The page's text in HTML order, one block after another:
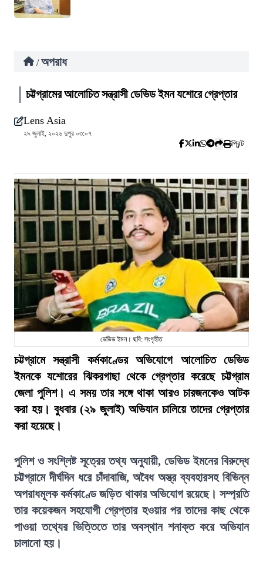
/ অপরাধ
চট্টগ্রামের আলোচিত সন্ত্রাসী ডেভিড ইমন যশোরে গ্রেপ্তার
Lens Asia
২৯ জুলাই, ২০২৬ দুপুর ০৩:০৭
প্রিন্ট
ডেভিড ইমন। ছবি: সংগৃহীত
চট্টগ্রামে সন্ত্রাসী কর্মকাণ্ডের অভিযোগে আলোচিত ডেভিড
ইমনকে যশোরের ঝিকরগাছা থেকে গ্রেপ্তার করেছে চট্টগ্রাম
জেলা পুলিশ। এ সময় তার সঙ্গে থাকা আরও চারজনকেও আটক
করা হয়। বুধবার (২৯ জুলাই) অভিযান চালিয়ে তাদের গ্রেপ্তার
করা হয়েছে।
পুলিশ ও সংশ্লিষ্ট সূত্রের তথ্য অনুযায়ী, ডেভিড ইমনের বিরুদ্ধে
চট্টগ্রামে দীর্ঘদিন ধরে চাঁদাবাজি, অবৈধ অস্ত্র ব্যবহারসহ বিভিন্ন
অপরাধমূলক কর্মকাণ্ডে জড়িত থাকার অভিযোগ রয়েছে। সম্প্রতি
তার কয়েকজন সহযোগী গ্রেপ্তার হওয়ার পর তাদের কাছ থেকে
পাওয়া তথ্যের ভিত্তিতে তার অবস্থান শনাক্ত করে অভিযান
চালানো হয়।